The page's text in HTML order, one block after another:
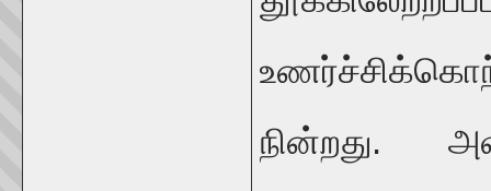
நின்றது.